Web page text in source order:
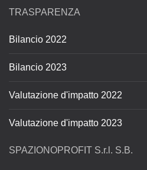
TRASPARENZA
Bilancio 2022
Bilancio 2023
Valutazione d'impatto 2022
Valutazione d'impatto 2023
SPAZIONOPROFIT S.r.l. S.B.